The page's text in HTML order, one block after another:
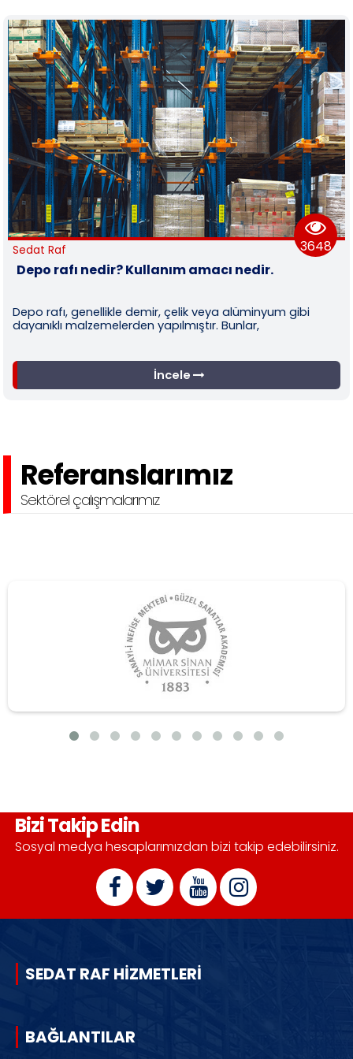
Ayaklı Ve Tekerlekli Askılıklar (1)
3648
Kullanım amacı nedir.
demir, çelik veya alüminyum gibi
yapılmıştır. Bunlar,
Sedat Raf
Ahşap Raflar:
Referanslarımız
Sektörel çalışmalarımız
Bizi Takip Edin
Sosyal medya hesaplarımızdan bizi takip edebilirsiniz.
SEDAT RAF HİZMETLERİ
BAĞLANTILAR